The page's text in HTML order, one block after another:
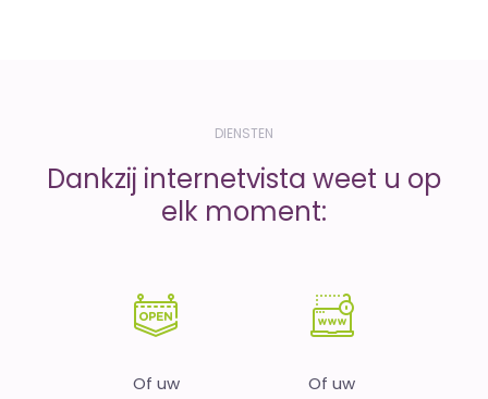
DIENSTEN
Dankzij internetvista weet u op
elk moment:
Of uw
Of uw